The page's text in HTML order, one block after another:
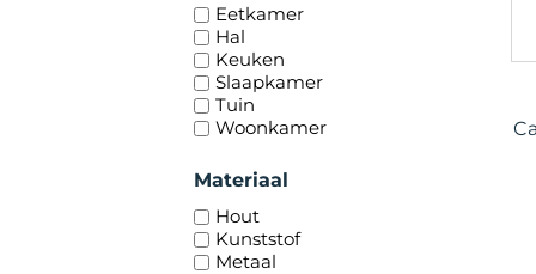
Eetkamer
Hal
Keuken
Slaapkamer
Tuin
Woonkamer
Materiaal
Hout
Kunststof
Metaal